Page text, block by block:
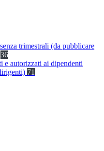
trimestrali (da pubblicare
36
e autorizzati ai dipendenti
71